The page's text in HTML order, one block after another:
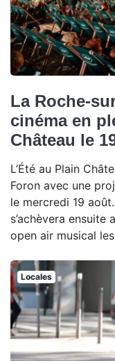
La Roche-
cinéma en
Château le
L’Été au Plain
Foron avec une
le mercredi 19
s’achèvera
open air musical
Locales